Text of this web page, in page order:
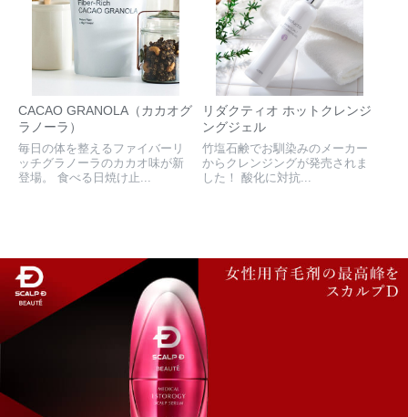
CACAO GRANOLA（カカオグ
ラノーラ）
毎日の体を整えるファイバーリ
ッチグラノーラのカカオ味が新
登場。 食べる日焼け止...
リダクティオ ホットクレンジ
ングジェル
竹塩石鹸でお馴染みのメーカー
からクレンジングが発売されま
した！ 酸化に対抗...